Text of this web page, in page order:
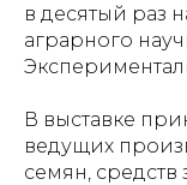
в десятый раз
аграрного
В выставке
ведущих
семян,